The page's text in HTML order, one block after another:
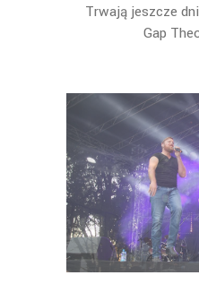
Trwają jeszcze
Gap